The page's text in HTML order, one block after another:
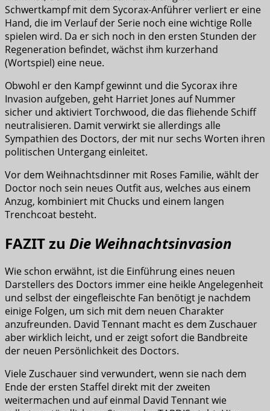
Schwertkampf mit dem Sycorax-Anführer verliert er eine
Hand, die im Verlauf der Serie noch eine wichtige Rolle
spielen wird. Da er sich noch in den ersten Stunden der
Regeneration befindet, wächst ihm kurzerhand
(Wortspiel) eine neue.
Obwohl er den Kampf gewinnt und die Sycorax ihre
Invasion aufgeben, geht Harriet Jones auf Nummer
sicher und aktiviert Torchwood, die das fliehende Schiff
neutralisieren. Damit verwirkt sie allerdings alle
Sympathien des Doctors, der mit nur sechs Worten ihren
politischen Untergang einleitet.
Vor dem Weihnachtsdinner mit Roses Familie, wählt der
Doctor noch sein neues Outfit aus, welches aus einem
Anzug, kombiniert mit Chucks und einem langen
Trenchcoat besteht.
FAZIT zu Die Weihnachtsinvasion
Wie schon erwähnt, ist die Einführung eines neuen
Darstellers des Doctors immer eine heikle Angelegenheit
und selbst der eingefleischte Fan benötigt je nachdem
einige Folgen, um sich mit dem neuen Charakter
anzufreunden. David Tennant macht es dem Zuschauer
aber wirklich leicht, und er zeigt sofort die Bandbreite
der neuen Persönlichkeit des Doctors.
Viele Zuschauer sind verwundert, wenn sie nach dem
Ende der ersten Staffel direkt mit der zweiten
weitermachen und auf einmal David Tennant wie